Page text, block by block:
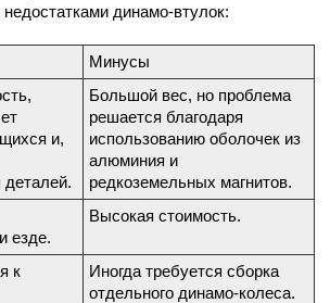
динамо-втулок:
Минусы
и,
Большой вес, но проблема
решается благодаря
использованию оболочек из
алюминия и
редкоземельных магнитов.
езде.
Высокая стоимость.
к
Иногда требуется сборка
отдельного динамо-колеса.